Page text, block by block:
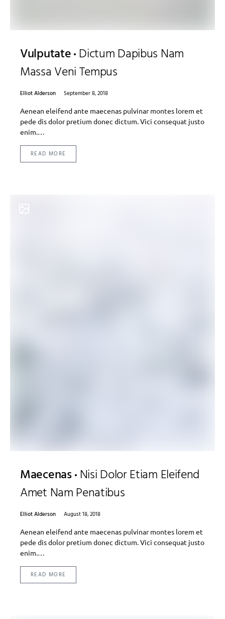
Vulputate Dictum Dapibus Nam
Massa Veni Tempus
Elliot Alderson
September 8, 2018
Aenean eleifend ante maecenas pulvinar montes lorem et
pede dis dolor pretium donec dictum. Vici consequat justo
enim.…
READ MORE
Maecenas Nisi Dolor Etiam Eleifend
Amet Nam Penatibus
Elliot Alderson
August 18, 2018
Aenean eleifend ante maecenas pulvinar montes lorem et
pede dis dolor pretium donec dictum. Vici consequat justo
enim.…
READ MORE